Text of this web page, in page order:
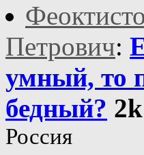
Петрович:
умный, то
бедный? 2k
Россия